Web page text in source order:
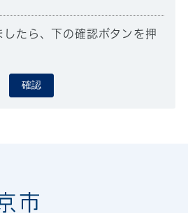
したら、下の確認ボタンを押
確認